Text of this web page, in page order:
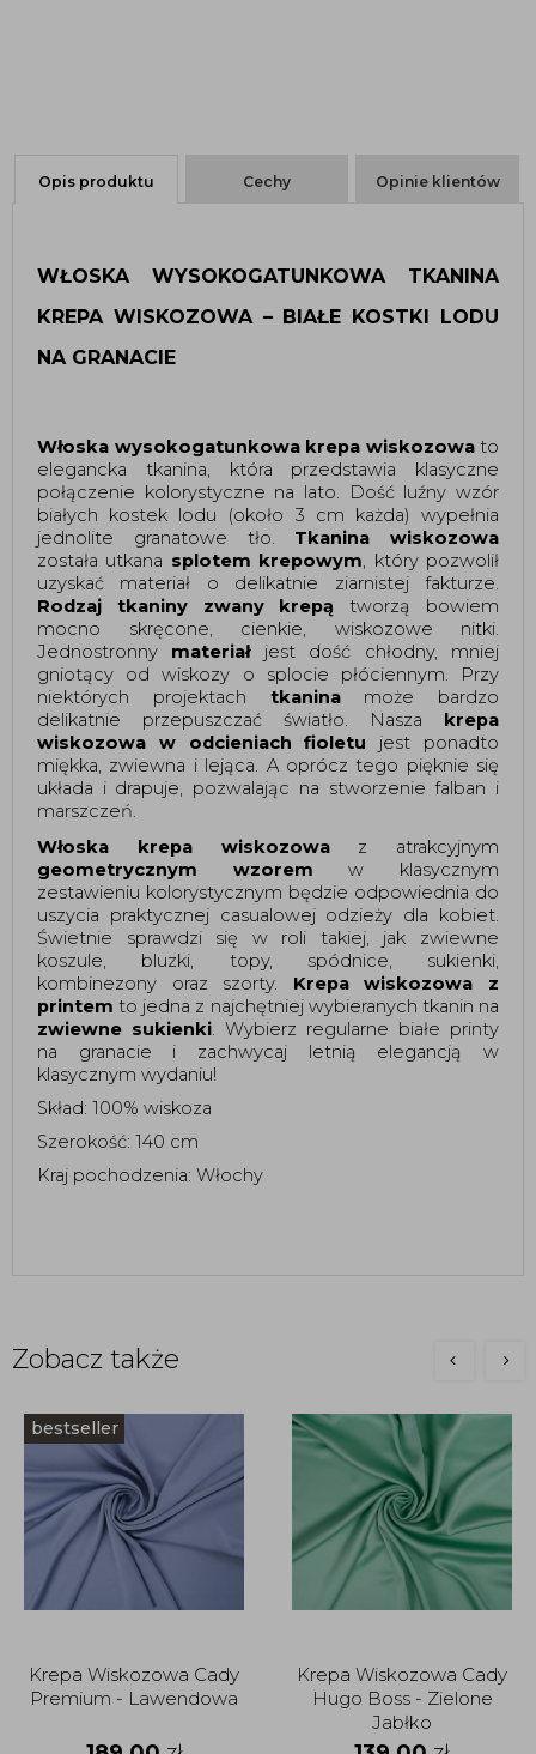
Opis produktu Cechy Opinie klientów
WŁOSKA WYSOKOGATUNKOWA TKANINA
KREPA WISKOZOWA – BIAŁE KOSTKI LODU
NA GRANACIE
Włoska wysokogatunkowa krepa wiskozowa to
elegancka tkanina, która przedstawia klasyczne
połączenie kolorystyczne na lato. Dość luźny wzór
białych kostek lodu (około 3 cm każda) wypełnia
jednolite granatowe tło. Tkanina wiskozowa
została utkana splotem krepowym, który pozwolił
Rodzaj tkaniny zwany krepą tworzą bowiem
mocno skręcone, cienkie, wiskozowe nitki.
Jednostronny materiał jest dość chłodny, mniej
gniotący od wiskozy o splocie płóciennym. Przy
niektórych projektach tkanina może bardzo
delikatnie przepuszczać światło. Nasza krepa
wiskozowa w odcieniach fioletu jest ponadto
miękka, zwiewna i lejąca. A oprócz tego pięknie się
układa i drapuje, pozwalając na stworzenie falban i
marszczeń.
Włoska krepa wiskozowa
geometrycznym wzorem w klasycznym
zestawieniu kolorystycznym będzie odpowiednia do
uszycia praktycznej casualowej odzieży dla kobiet.
Świetnie sprawdzi się w roli takiej, jak zwiewne
koszule, bluzki, topy, spódnice, sukienki,
kombinezony oraz szorty. Krepa wiskozowa z
printem
zwiewne sukienki. Wybierz regularne białe printy
na granacie i zachwycaj letnią elegancją w
klasycznym wydaniu!
Skład: 100% wiskoza
Szerokość: 140 cm
Kraj pochodzenia: Włochy
Zobacz także
bestseller
Krepa Wiskozowa Cady
Premium - Lawendowa
Krepa Wiskozowa Cady
Hugo Boss - Zielone
Jabłko